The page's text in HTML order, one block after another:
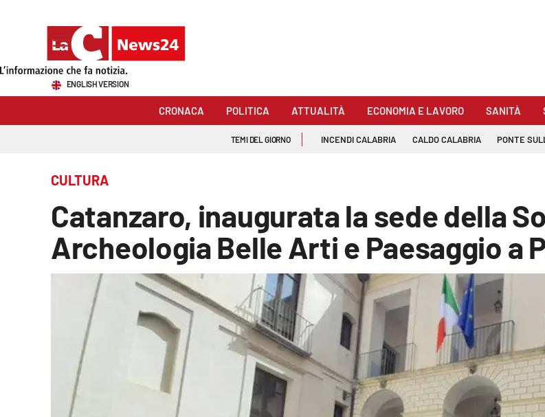
Sezioni
Economia e lavoro
Italia Mondo
ENGLISH VERSION
CRONACA POLITICA ATTUALITÀ ECONOMIA E LAVORO SANITÀ
TEMI DEL GIORNO INCENDI CALABRIA CALDO CALABRIA PONTE
CULTURA
Catanzaro, inaugurata la sede della
Archeologia Belle Arti e Paesaggio a